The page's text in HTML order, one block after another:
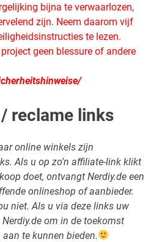
bijna te verwaarlozen,
zijn. Neem daarom vijf
te lezen.
geen blessure of andere
reclame links
online winkels zijn
Als u op zo'n affiliate-link klikt
doet, ontvangt Nerdiy.de een
onlineshop of aanbieder.
niet. Als u via deze links uw
om in de toekomst
te kunnen bieden.